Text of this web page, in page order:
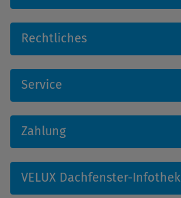
Rechtliches
Service
Zahlung
VELUX Dachfenster-Infothek